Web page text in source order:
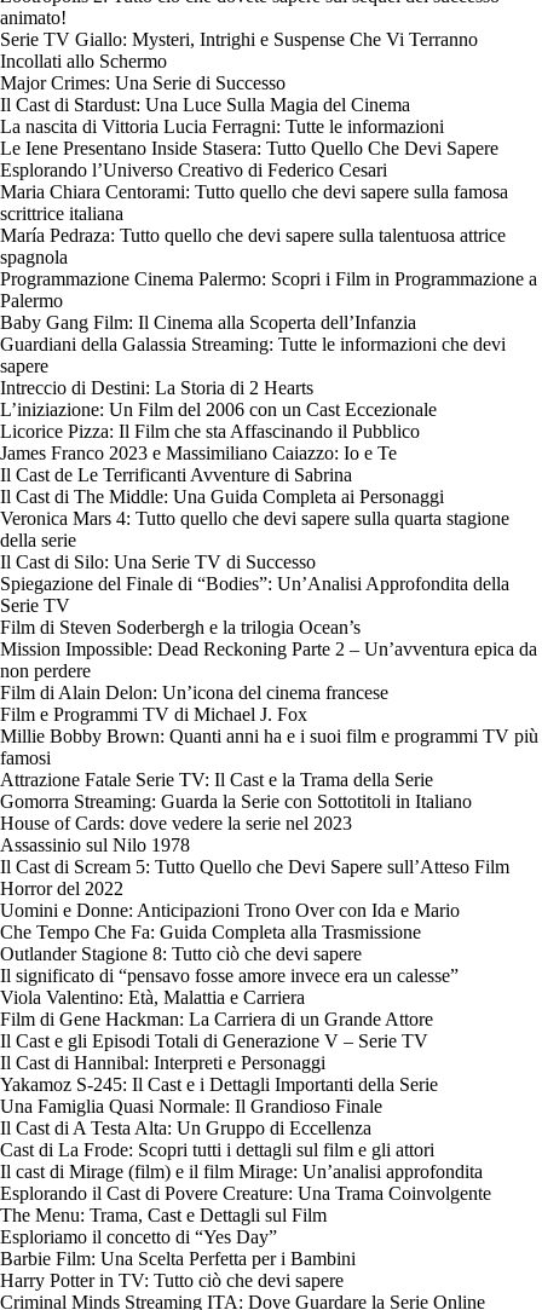
animato!
Serie TV Giallo: Mysteri, Intrighi e Suspense Che Vi Terranno
Incollati allo Schermo
Major Crimes: Una Serie di Successo
Il Cast di Stardust: Una Luce Sulla Magia del Cinema
La nascita di Vittoria Lucia Ferragni: Tutte le informazioni
Le Iene Presentano Inside Stasera: Tutto Quello Che Devi Sapere
Esplorando l’Universo Creativo di Federico Cesari
Maria Chiara Centorami: Tutto quello che devi sapere sulla famosa
scrittrice italiana
María Pedraza: Tutto quello che devi sapere sulla talentuosa attrice
spagnola
Programmazione Cinema Palermo: Scopri i Film in Programmazione a
Palermo
Baby Gang Film: Il Cinema alla Scoperta dell’Infanzia
Guardiani della Galassia Streaming: Tutte le informazioni che devi
sapere
Intreccio di Destini: La Storia di 2 Hearts
L’iniziazione: Un Film del 2006 con un Cast Eccezionale
Licorice Pizza: Il Film che sta Affascinando il Pubblico
James Franco 2023 e Massimiliano Caiazzo: Io e Te
Il Cast de Le Terrificanti Avventure di Sabrina
Il Cast di The Middle: Una Guida Completa ai Personaggi
Veronica Mars 4: Tutto quello che devi sapere sulla quarta stagione
della serie
Il Cast di Silo: Una Serie TV di Successo
Spiegazione del Finale di “Bodies”: Un’Analisi Approfondita della
Serie TV
Film di Steven Soderbergh e la trilogia Ocean’s
Mission Impossible: Dead Reckoning Parte 2 – Un’avventura epica da
non perdere
Film di Alain Delon: Un’icona del cinema francese
Film e Programmi TV di Michael J. Fox
Millie Bobby Brown: Quanti anni ha e i suoi film e programmi TV più
famosi
Attrazione Fatale Serie TV: Il Cast e la Trama della Serie
Gomorra Streaming: Guarda la Serie con Sottotitoli in Italiano
House of Cards: dove vedere la serie nel 2023
Assassinio sul Nilo 1978
Il Cast di Scream 5: Tutto Quello che Devi Sapere sull’Atteso Film
Horror del 2022
Uomini e Donne: Anticipazioni Trono Over con Ida e Mario
Che Tempo Che Fa: Guida Completa alla Trasmissione
Outlander Stagione 8: Tutto ciò che devi sapere
Il significato di “pensavo fosse amore invece era un calesse”
Viola Valentino: Età, Malattia e Carriera
Film di Gene Hackman: La Carriera di un Grande Attore
Il Cast e gli Episodi Totali di Generazione V – Serie TV
Il Cast di Hannibal: Interpreti e Personaggi
Yakamoz S-245: Il Cast e i Dettagli Importanti della Serie
Una Famiglia Quasi Normale: Il Grandioso Finale
Il Cast di A Testa Alta: Un Gruppo di Eccellenza
Cast di La Frode: Scopri tutti i dettagli sul film e gli attori
Il cast di Mirage (film) e il film Mirage: Un’analisi approfondita
Esplorando il Cast di Povere Creature: Una Trama Coinvolgente
The Menu: Trama, Cast e Dettagli sul Film
Esploriamo il concetto di “Yes Day”
Barbie Film: Una Scelta Perfetta per i Bambini
Harry Potter in TV: Tutto ciò che devi sapere
Criminal Minds Streaming ITA: Dove Guardare la Serie Online